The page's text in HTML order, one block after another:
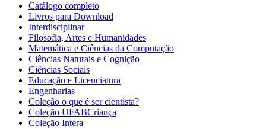
Catálogo completo
Livros para Download
Interdisciplinar
Filosofia, Artes e Humanidades
Matemática e Ciências da Computação
Ciências Naturais e Cognição
Ciências Sociais
Educação e Licenciatura
Engenharias
Coleção o que é ser cientista?
Coleção UFABCriança
Coleção Intera